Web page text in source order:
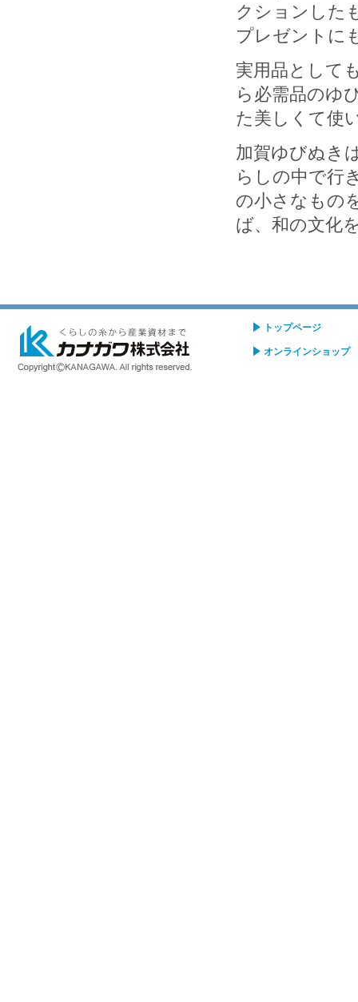
クションした
プレゼントに
実用品として
ら必需品のゆ
た美しくて使
加賀ゆびぬき
らしの中で行
の小さなもの
ば、和の文化
トップページ
オンラインショップ